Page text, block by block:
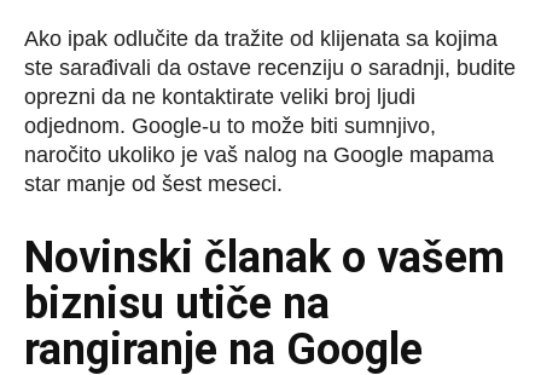
Ako ipak odlučite da tražite od klijenata sa kojima
ste sarađivali da ostave recenziju o saradnji, budite
oprezni da ne kontaktirate veliki broj ljudi
odjednom. Google-u to može biti sumnjivo,
naročito ukoliko je vaš nalog na Google mapama
star manje od šest meseci.
Novinski članak o vašem
biznisu utiče na
rangiranje na Google